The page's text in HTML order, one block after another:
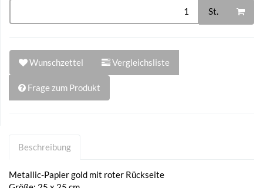
St.
Wunschzettel Vergleichsliste
Frage zum Produkt
Beschreibung
Metallic-Papier gold mit roter Rückseite